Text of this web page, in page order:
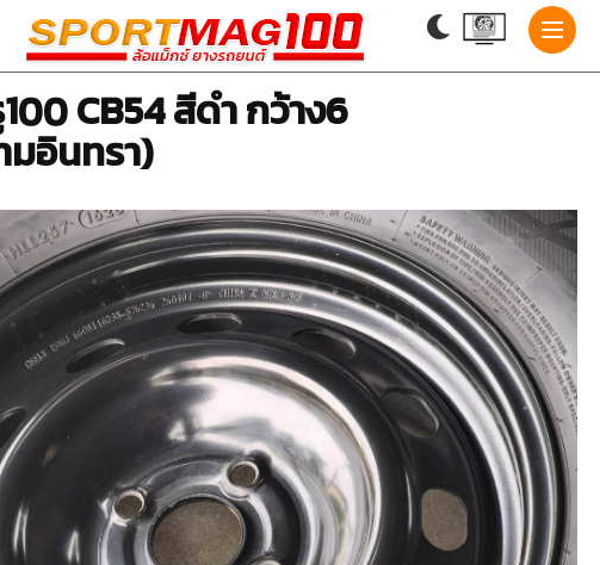
CB54 สีดำ กว้าง6
มอินทรา)